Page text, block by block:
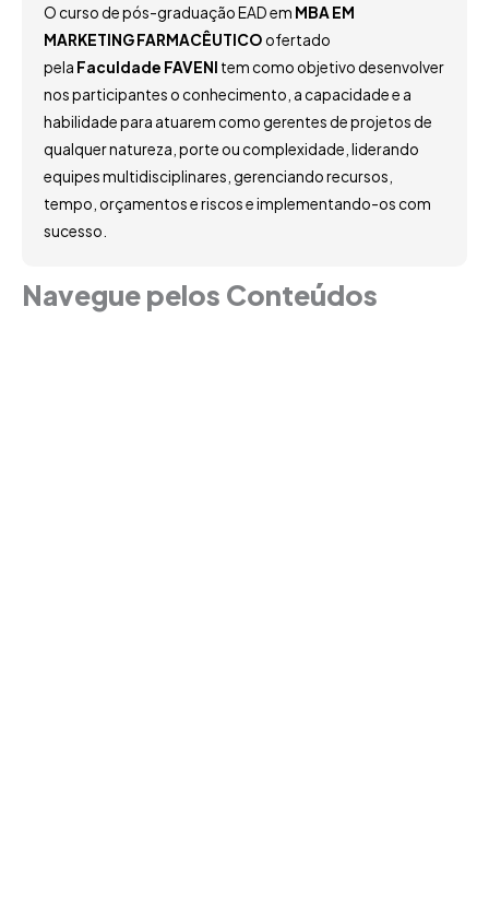
O curso de pós-graduação EAD em MBA EM
MARKETING FARMACÊUTICO ofertado
pela Faculdade FAVENI tem como objetivo desenvolver
nos participantes o conhecimento, a capacidade e a
habilidade para atuarem como gerentes de projetos de
qualquer natureza, porte ou complexidade, liderando
equipes multidisciplinares, gerenciando recursos,
tempo, orçamentos e riscos e implementando-os com
sucesso.
Navegue pelos Conteúdos